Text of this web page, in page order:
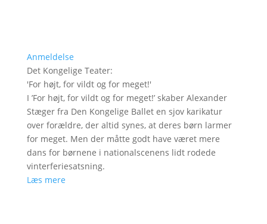
Anmeldelse
Det Kongelige Teater:
'For højt, for vildt og for meget!'
I ’For højt, for vildt og for meget!’ skaber Alexander
Stæger fra Den Kongelige Ballet en sjov karikatur
over forældre, der altid synes, at deres børn larmer
for meget. Men der måtte godt have været mere
dans for børnene i nationalscenens lidt rodede
vinterferiesatsning.
Læs mere